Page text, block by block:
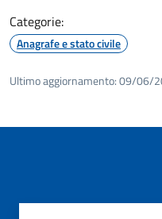
Categorie:
Anagrafe e stato civile
Ultimo aggiornamento:09/06/